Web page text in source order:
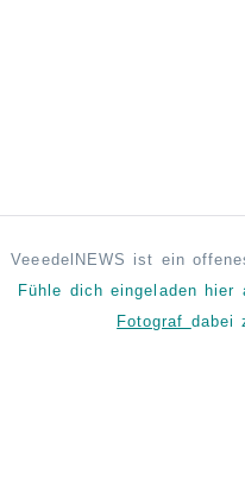
VeeedelNEWS ist ein
Fühle dich eingeladen hier
Fotograf dabei